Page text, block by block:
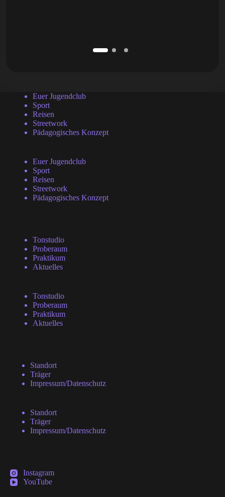
Euer Jugendclub
Sport
Reisen
Streetwork
Pädagogisches Konzept
Euer Jugendclub
Sport
Reisen
Streetwork
Pädagogisches Konzept
Tonstudio
Proberaum
Praktikum
Aktuelles
Tonstudio
Proberaum
Praktikum
Aktuelles
Standort
Träger
Impressum/Datenschutz
Standort
Träger
Impressum/Datenschutz
Instagram
YouTube